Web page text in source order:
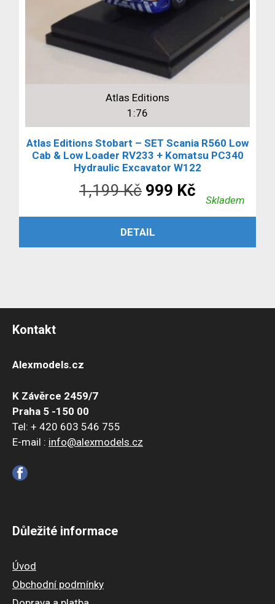
Atlas Editions
1:76
Atlas Editions Stobart – SET Scania R560 Low
Cab & Low Loader RV233 + Komatsu PC340
Hydraulic Excavator W122
1,199Kč Původní
cena
byla:
999 Kč
cena
Skladem
ČTĚTE VÍCE
DETAIL
Kontakt
Alexmodels.cz
K Závěrce 2459/7
Praha 5 -150 00
Tel: + 420 603 546 755
E-mail : info@alexmodels.cz
Důležité informace
Úvod
Obchodní podmínky